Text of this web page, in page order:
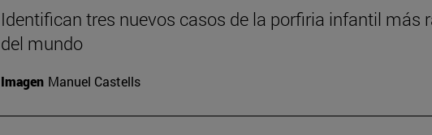
Identifican tres nuevos casos de la porfiria infantil más
del mundo
Imagen Manuel Castells